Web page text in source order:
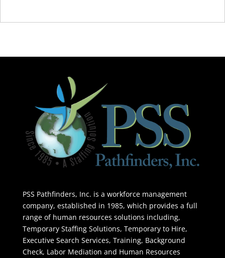
PSS Pathfinders, Inc. is a workforce management
company, established in 1985, which provides a full
range of human resources solutions including,
Temporary Staffing Solutions, Temporary to Hire,
Executive Search Services, Training, Background
Check, Labor Mediation and Human Resources